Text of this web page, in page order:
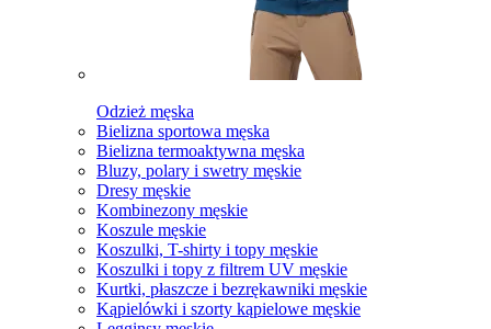
Odzież męska
Bielizna sportowa męska
Bielizna termoaktywna męska
Bluzy, polary i swetry męskie
Dresy męskie
Kombinezony męskie
Koszule męskie
Koszulki, T-shirty i topy męskie
Koszulki i topy z filtrem UV męskie
Kurtki, płaszcze i bezrękawniki męskie
Kąpielówki i szorty kąpielowe męskie